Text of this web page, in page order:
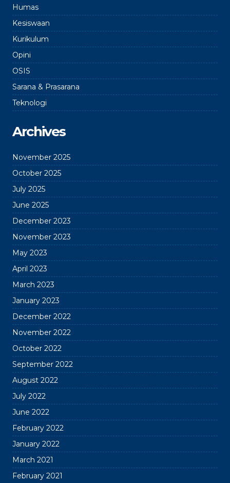
Humas
Kesiswaan
Kurikulum
Opini
OSIS
Sarana & Prasarana
Teknologi
Archives
November 2025
October 2025
July 2025
June 2025
December 2023
November 2023
May 2023
April 2023
March 2023
January 2023
December 2022
November 2022
October 2022
September 2022
August 2022
July 2022
June 2022
February 2022
January 2022
March 2021
February 2021